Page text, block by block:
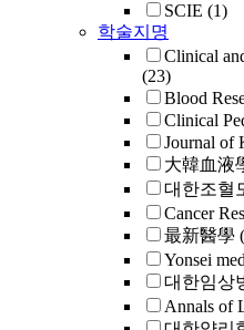
SCIE (1)
학술지명
Clinical
(23)
Blood
Clinical
Journal of
大韓血液
대한조혈
Cancer
最新醫學
Yonsei
대한임상
Annals of